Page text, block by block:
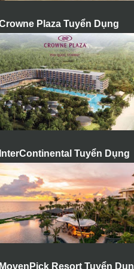
Plaza Tuyển Dụng
InterContinental Tuyển Dụng
MovenPick Resort Tuyển